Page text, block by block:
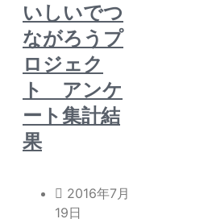
いしいでつ
ながろうプ
ロジェク
ト アンケ
ート集計結
果
2016年7月
19日